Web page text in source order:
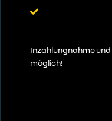
Inzahlungnahme
möglich!